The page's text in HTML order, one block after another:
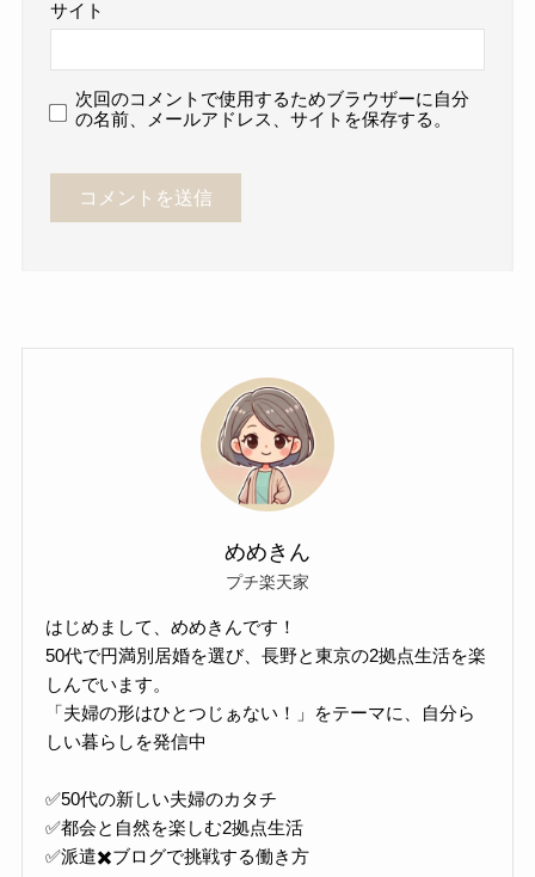
サイト
次回のコメントで使用するためブラウザーに自分
の名前、メールアドレス、サイトを保存する。
めめきん
プチ楽天家
はじめまして、めめきんです！
50代で円満別居婚を選び、長野と東京の2拠点生活を楽
しんでいます。
「夫婦の形はひとつじぁない！」をテーマに、自分ら
しい暮らしを発信中
✅50代の新しい夫婦のカタチ
✅都会と自然を楽しむ2拠点生活
✅派遣✖️ブログで挑戦する働き方